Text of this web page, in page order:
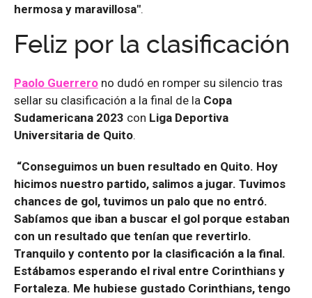
hermosa y maravillosa".
Feliz por la clasificación
Paolo Guerrero no dudó en romper su silencio tras
sellar su clasificación a la final de la Copa
Sudamericana 2023 con Liga Deportiva
Universitaria de Quito.
“Conseguimos un buen resultado en Quito. Hoy
hicimos nuestro partido, salimos a jugar. Tuvimos
chances de gol, tuvimos un palo que no entró.
Sabíamos que iban a buscar el gol porque estaban
con un resultado que tenían que revertirlo.
Tranquilo y contento por la clasificación a la final.
Estábamos esperando el rival entre Corinthians y
Fortaleza. Me hubiese gustado Corinthians, tengo